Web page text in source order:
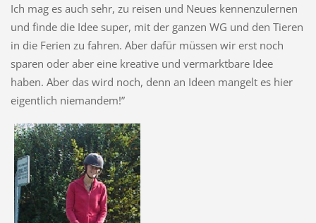
Ich mag es auch sehr, zu reisen und Neues kennenzulernen
und finde die Idee super, mit der ganzen WG und den Tieren
in die Ferien zu fahren. Aber dafür müssen wir erst noch
sparen oder aber eine kreative und vermarktbare Idee
haben. Aber das wird noch, denn an Ideen mangelt es hier
eigentlich niemandem!”